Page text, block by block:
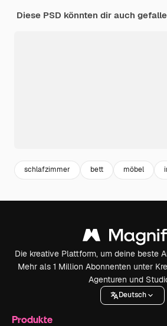
Diese PSD könnten dir auch
schlafzimmer bett möbel
Die kreative Plattform, um deine beste
Mehr als 1 Million Abonnenten unter
Agenturen und
Deutsch
Produkte